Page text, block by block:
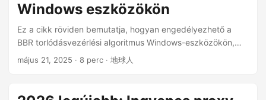
Windows eszközökön
Ez a cikk röviden bemutatja, hogyan engedélyezhető a
BBR torlódásvezérlési algoritmus Windows-eszközökön,
valamint az ezzel a funkcióval való aktuális használat
május 21, 2025 · 8 perc · 地球人